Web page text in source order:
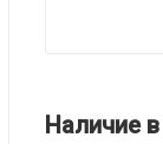
Наличие